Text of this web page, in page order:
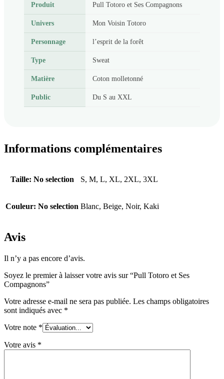
Produit Pull Totoro et Ses Compagnons
Univers Mon Voisin Totoro
Personnage l’esprit de la forêt
Type Sweat
Matière Coton molletonné
Public Du S au XXL
Informations complémentaires
Taille: No selection S, M, L, XL, 2XL, 3XL
Couleur: No selection Blanc, Beige, Noir, Kaki
Avis
Il n’y a pas encore d’avis.
Soyez le premier à laisser votre avis sur “Pull Totoro et Ses
Compagnons”
Votre adresse e-mail ne sera pas publiée. Les champs obligatoires
sont indiqués avec *
Votre note *
Votre avis *